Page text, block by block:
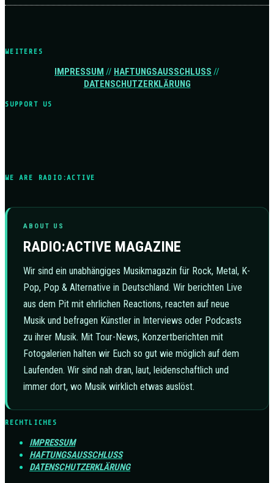
WEITERES
IMPRESSUM // HAFTUNGSAUSSCHLUSS //
DATENSCHUTZERKLÄRUNG
SUPPORT US
WE ARE RADIO:ACTIVE
ABOUT US
RADIO:ACTIVE MAGAZINE
Wir sind ein unabhängiges Musikmagazin für Rock, Metal, K-
Pop, Pop & Alternative in Deutschland. Wir berichten Live
aus dem Pit mit ehrlichen Reactions, reacten auf neue
Musik und befragen Künstler in Interviews oder Podcasts
zu ihrer Musik. Mit Tour-News, Konzertberichten mit
Fotogalerien halten wir Euch so gut wie möglich auf dem
Laufenden. Wir sind nah dran, laut, leidenschaftlich und
immer dort, wo Musik wirklich etwas auslöst.
RECHTLICHES
IMPRESSUM
HAFTUNGSAUSSCHLUSS
DATENSCHUTZERKLÄRUNG